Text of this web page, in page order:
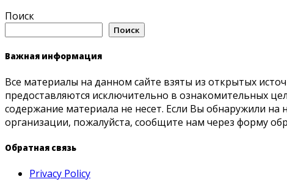
Поиск
Поиск
Важная информация
Все материалы на данном сайте взяты из открытых
предоставляются исключительно в ознакомительных
содержание материала не несет. Если Вы обнаружили
организации, пожалуйста, сообщите нам через форму
Обратная связь
Privacy Policy